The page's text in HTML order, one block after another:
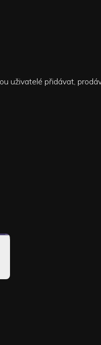
uživatelé přidávat,